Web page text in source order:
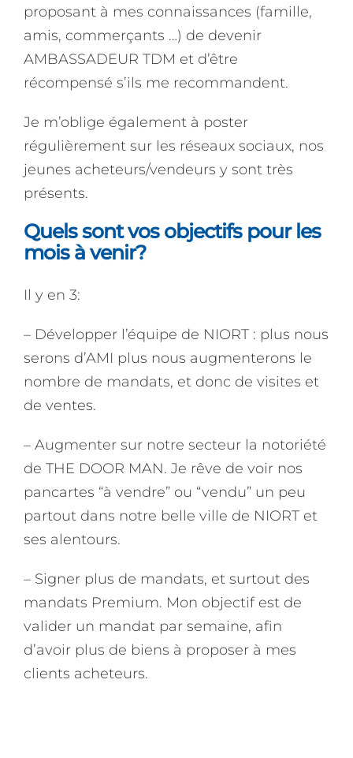
proposant à mes connaissances (famille,
amis, commerçants …) de devenir
AMBASSADEUR TDM et d’être
récompensé s’ils me recommandent.
Je m’oblige également à poster
régulièrement sur les réseaux sociaux, nos
jeunes acheteurs/vendeurs y sont très
présents.
Quels sont vos objectifs pour les
mois à venir?
Il y en 3:
– Développer l’équipe de NIORT : plus nous
serons d’AMI plus nous augmenterons le
nombre de mandats, et donc de visites et
de ventes.
– Augmenter sur notre secteur la notoriété
de THE DOOR MAN. Je rêve de voir nos
pancartes “à vendre” ou “vendu” un peu
partout dans notre belle ville de NIORT et
ses alentours.
– Signer plus de mandats, et surtout des
mandats Premium. Mon objectif est de
valider un mandat par semaine, afin
d’avoir plus de biens à proposer à mes
clients acheteurs.